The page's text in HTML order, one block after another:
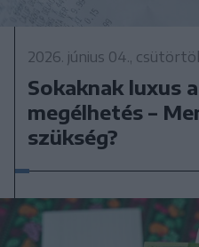
2026. június 04.,
Sokaknak luxus
megélhetés –
szükség?